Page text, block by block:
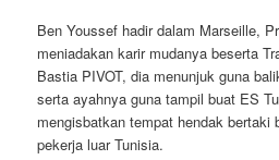
Ben Youssef hadir dalam Marseille,
meniadakan karir mudanya beserta
Bastia PIVOT, dia menunjuk guna
serta ayahnya guna tampil buat ES
mengisbatkan tempat hendak bertaki
pekerja luar Tunisia.